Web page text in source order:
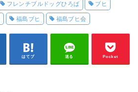
フレンチブルドッグひろば ブヒ
福島ブヒ 福島ブヒ会
はてブ 送る Pocket